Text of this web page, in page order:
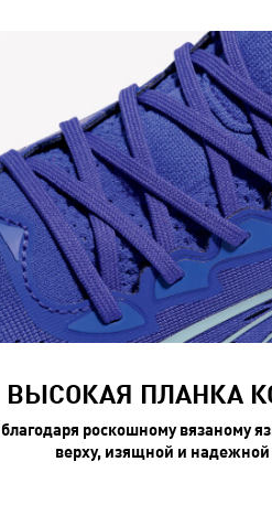
ВЫСОКАЯ ПЛАНКА
благодаря роскошному вязаному
верху, изящной и надежной